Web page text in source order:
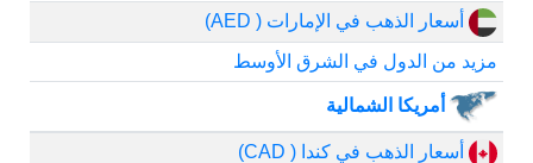
أسعار الذهب في الإمارات ( AED)
مزيد من الدول في الشرق الأوسط
أمريكا الشمالية
أسعار الذهب في كندا ( CAD)